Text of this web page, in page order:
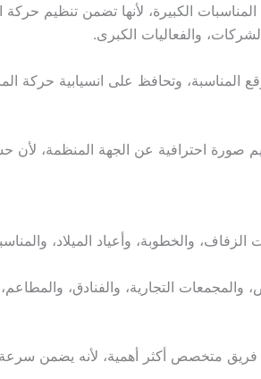
الكبيرة، لأنها تضمن تنظيم
والفعاليات الكبرى.
المناسبة، وتحافظ على انسيابية
صورة احترافية عن الجهة المنظمة،
والخطوبة، وأعياد الميلاد،
والمجمعات التجارية، والفنادق،
فريق متخصص أكثر أهمية، لأنه يضمن